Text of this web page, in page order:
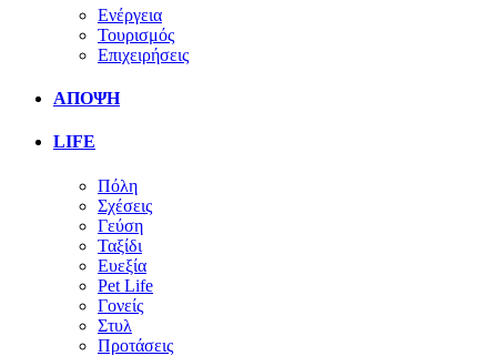
Ενέργεια
Τουρισμός
Επιχειρήσεις
ΑΠΟΨΗ
LIFE
Πόλη
Σχέσεις
Γεύση
Ταξίδι
Ευεξία
Pet Life
Γονείς
Στυλ
Προτάσεις